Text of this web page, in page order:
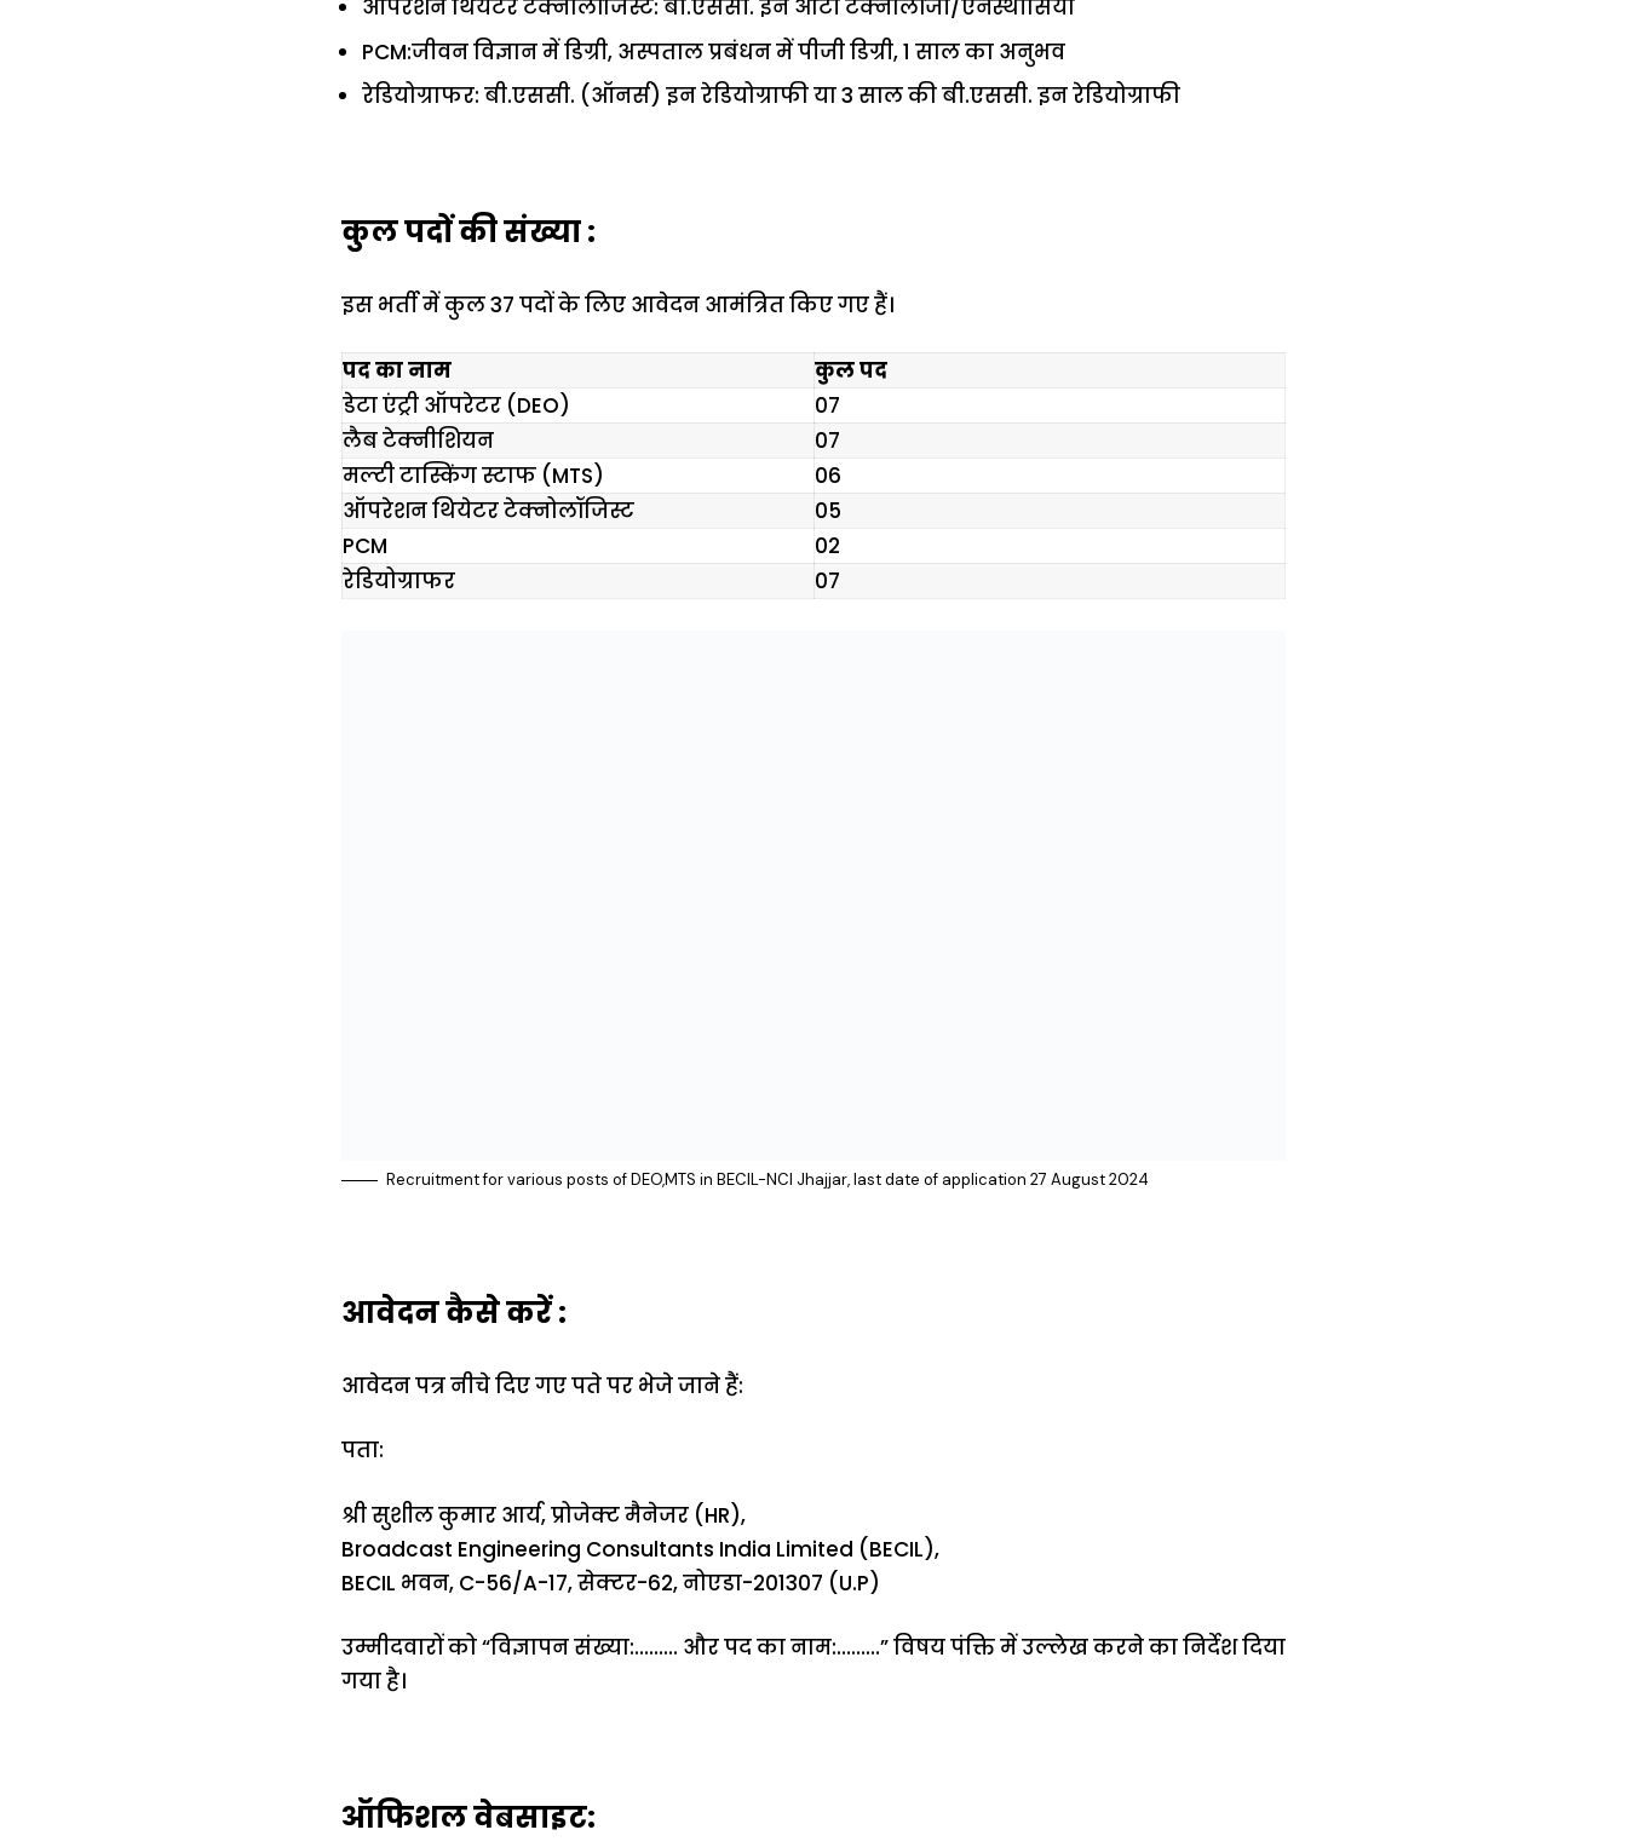
ऑपरेशन थियेटर टेक्नोलॉजिस्ट: बी.एससी. इन ओटी टेक्नोलॉजी/एनेस्थीसिया
PCM:जीवन विज्ञान में डिग्री, अस्पताल प्रबंधन में पीजी डिग्री, 1 साल का अनुभव
रेडियोग्राफर: बी.एससी. (ऑनर्स) इन रेडियोग्राफी या 3 साल की बी.एससी. इन रेडियोग्राफी
कुल पदों की संख्या :
इस भर्ती में कुल 37 पदों के लिए आवेदन आमंत्रित किए गए हैं।
पद का नाम
कुल पद
डेटा एंट्री ऑपरेटर (DEO)
07
लैब टेक्नीशियन
07
मल्टी टास्किंग स्टाफ (MTS)
06
ऑपरेशन थियेटर टेक्नोलॉजिस्ट
05
PCM
02
रेडियोग्राफर
07
Recruitment for various posts of DEO,MTS in BECIL-NCI Jhajjar, last date of application 27 August 2024
आवेदन कैसे करें :
आवेदन पत्र नीचे दिए गए पते पर भेजे जाने हैं:
पता:
श्री सुशील कुमार आर्य, प्रोजेक्ट मैनेजर (HR),
Broadcast Engineering Consultants India Limited (BECIL),
BECIL भवन, C-56/A-17, सेक्टर-62, नोएडा-201307 (U.P)
उम्मीदवारों को “विज्ञापन संख्या:……… और पद का नाम:………” विषय पंक्ति में उल्लेख करने का निर्देश दिया
गया है।
ऑफिशल वेबसाइट: